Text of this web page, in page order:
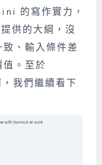
的寫作實力，
供的大綱，沒
、輸入條件差
值。至於
我們繼續看下